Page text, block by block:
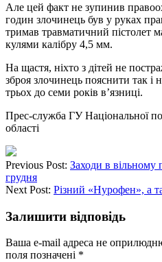
Але цей факт не зупинив
годин злочинець був у руках
тримав травматичний
кулями калібру 4,5 мм.
На щастя, ніхто з дітей не
зброя злочинець пояснити так і
трьох до семи років в’язниці.
Прес-служба ГУ Національної
області
Previous Post: Заходи в вільному
грудня
Next Post: Різний «Нурофен», а
Залишити відповідь
Ваша e-mail адреса не
поля позначені *